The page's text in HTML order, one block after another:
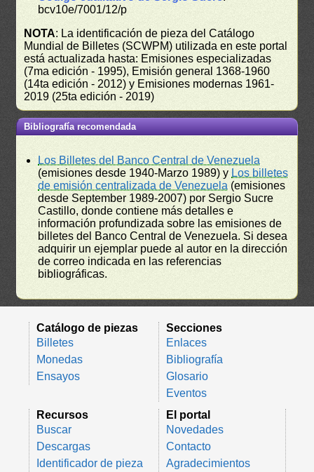
bcv10e/7001/12/p
NOTA: La identificación de pieza del Catálogo
Mundial de Billetes (SCWPM) utilizada en este portal
está actualizada hasta: Emisiones especializadas
(7ma edición - 1995), Emisión general 1368-1960
(14ta edición - 2012) y Emisiones modernas 1961-
2019 (25ta edición - 2019)
Bibliografía recomendada
Los Billetes del Banco Central de Venezuela
(emisiones desde 1940-Marzo 1989) y Los billetes
de emisión centralizada de Venezuela (emisiones
desde September 1989-2007) por Sergio Sucre
Castillo, donde contiene más detalles e
información profundizada sobre las emisiones de
billetes del Banco Central de Venezuela. Si desea
adquirir un ejemplar puede al autor en la dirección
de correo indicada en las referencias
bibliográficas.
Catálogo de piezas
Billetes
Monedas
Ensayos
Secciones
Enlaces
Bibliografía
Glosario
Eventos
Recursos
Buscar
Descargas
Identificador de pieza
El portal
Novedades
Contacto
Agradecimientos